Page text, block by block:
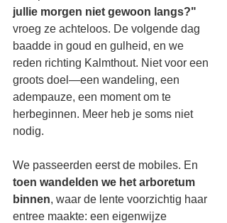
jullie morgen niet gewoon langs?"
vroeg ze achteloos. De volgende dag
baadde in goud en gulheid, en we
reden richting Kalmthout. Niet voor een
groots doel—een wandeling, een
adempauze, een moment om te
herbeginnen. Meer heb je soms niet
nodig.
We passeerden eerst de mobiles. En
toen wandelden we het arboretum
binnen, waar de lente voorzichtig haar
entree maakte: een eigenwijze